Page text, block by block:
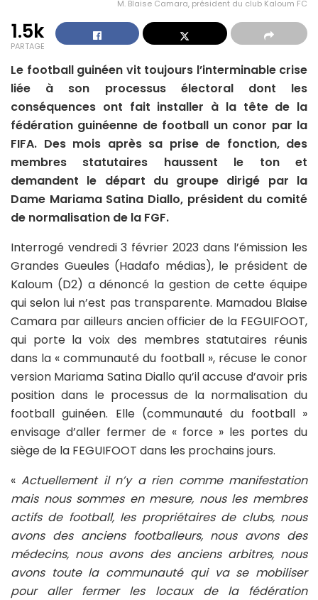
M. Blaise Camara, président du club Kaloum FC
1.5k
PARTAGE
Le football guinéen vit toujours l’interminable crise
liée à son processus électoral dont les
conséquences ont fait installer à la tête de la
fédération guinéenne de football un conor par la
FIFA. Des mois après sa prise de fonction, des
membres statutaires haussent le ton et
demandent le départ du groupe dirigé par la
Dame Mariama Satina Diallo, président du comité
de normalisation de la FGF.
Interrogé vendredi 3 février 2023 dans l’émission les
Grandes Gueules (Hadafo médias), le président de
Kaloum (D2) a dénoncé la gestion de cette équipe
qui selon lui n’est pas transparente. Mamadou Blaise
Camara par ailleurs ancien officier de la FEGUIFOOT,
qui porte la voix des membres statutaires réunis
dans la « communauté du football », récuse le conor
version Mariama Satina Diallo qu’il accuse d’avoir pris
position dans le processus de la normalisation du
football guinéen. Elle (communauté du football »
envisage d’aller fermer de « force » les portes du
siège de la FEGUIFOOT dans les prochains jours.
«Actuellement il n’y a rien comme manifestation
mais nous sommes en mesure, nous les membres
actifs de football, les propriétaires de clubs, nous
avons des anciens footballeurs, nous avons des
médecins, nous avons des anciens arbitres, nous
avons toute la communauté qui va se mobiliser
pour aller fermer les locaux de la fédération